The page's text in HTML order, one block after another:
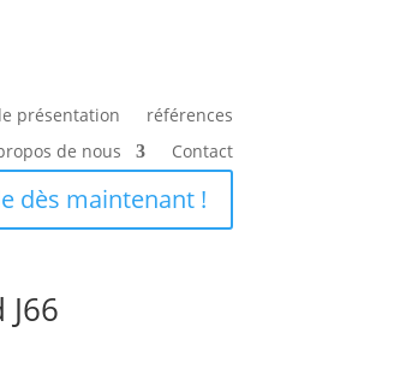
présentation
références
de nous
Contact
dès maintenant !